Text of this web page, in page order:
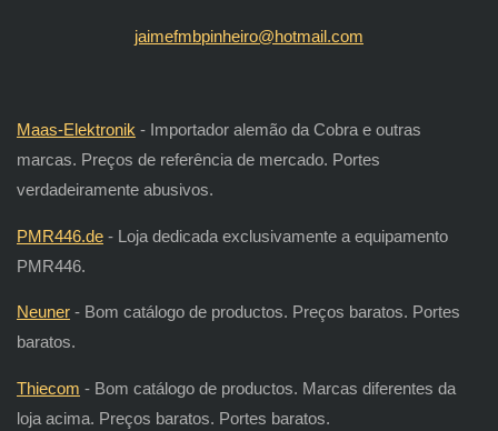
jaimefmbpinheiro@hotmail.com
Maas-Elektronik - Importador alemão da Cobra e outras
marcas. Preços de referência de mercado. Portes
verdadeiramente abusivos.
PMR446.de- Loja dedicada exclusivamente a equipamento
PMR446.
Neuner- Bom catálogo de productos. Preços baratos. Portes
baratos.
Thiecom - Bom catálogo de productos. Marcas diferentes da
loja acima. Preços baratos. Portes baratos.